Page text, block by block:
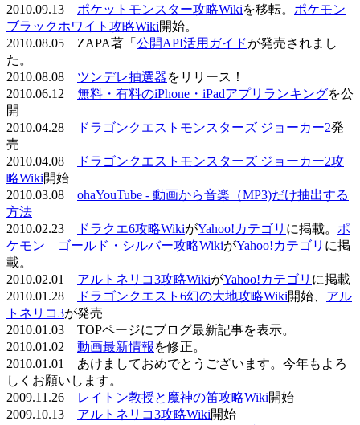
2010.09.13 ポケットモンスター攻略Wikiを移転。 ポケモン
ブラックホワイト攻略Wiki開始。
2010.08.05 ZAPA著「 公開API活用ガイドが発売されまし
た。
2010.08.08 ツンデレ抽選器をリリース！
2010.06.12 無料・有料のiPhone・iPadアプリランキングを公
開
2010.04.28
ドラゴンクエストモンスターズ ジョーカー2発
売
2010.04.08
ドラゴンクエストモンスターズ ジョーカー2攻
略Wiki開始
2010.03.08 ohaYouTube - 動画から音楽（MP3)だけ抽出する
方法
2010.02.23
ドラクエ6攻略WikiがYahoo!カテゴリ に掲載。 ポ
ケモン ゴールド・シルバー攻略WikiがYahoo!カテゴリ に掲
載。
2010.02.01 アルトネリコ3攻略WikiがYahoo!カテゴリ に掲載
2010.01.28
ドラゴンクエスト6幻の大地攻略Wiki開始、 アル
トネリコ3が発売
2010.01.03 TOPページにブログ最新記事を表示。
2010.01.02 動画最新情報 を修正。
2010.01.01 あけましておめでとうございます。今年もよろ
しくお願いします。
2009.11.26
レイトン教授と魔神の笛攻略Wiki開始
2009.10.13 アルトネリコ3攻略Wiki開始